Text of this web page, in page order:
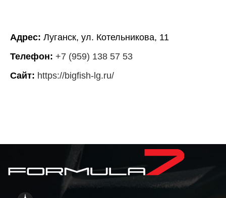
Адрес: Луганск, ул. Котельникова, 11
Телефон: +7 (959) 138 57 53
Сайт: https://bigfish-lg.ru/